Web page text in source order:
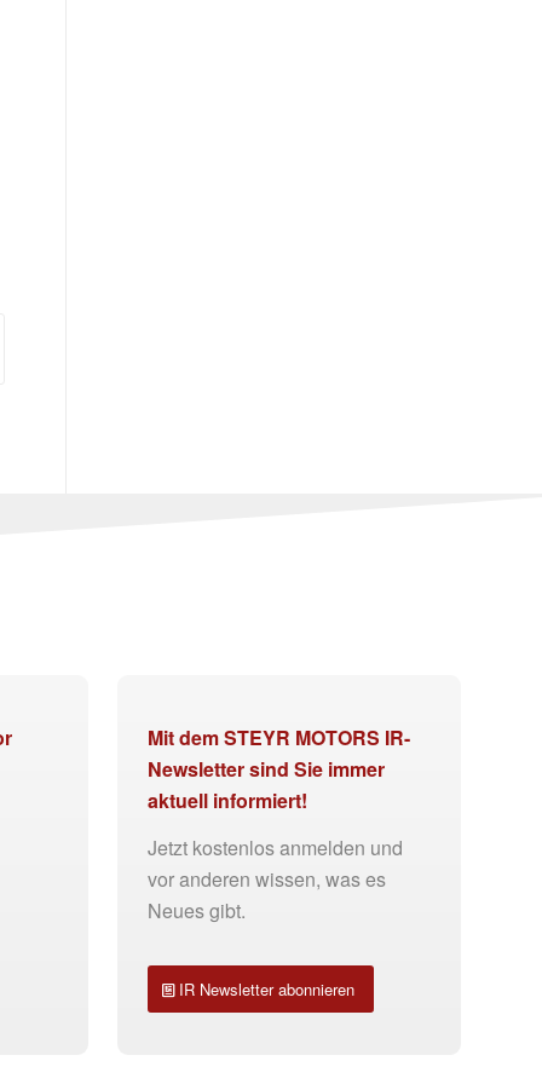
Mit dem STEYR MOTORS IR-
Newsletter sind Sie immer
aktuell informiert!
Jetzt kostenlos anmelden und
vor anderen wissen, was es
Neues gibt.
IR Newsletter abonnieren